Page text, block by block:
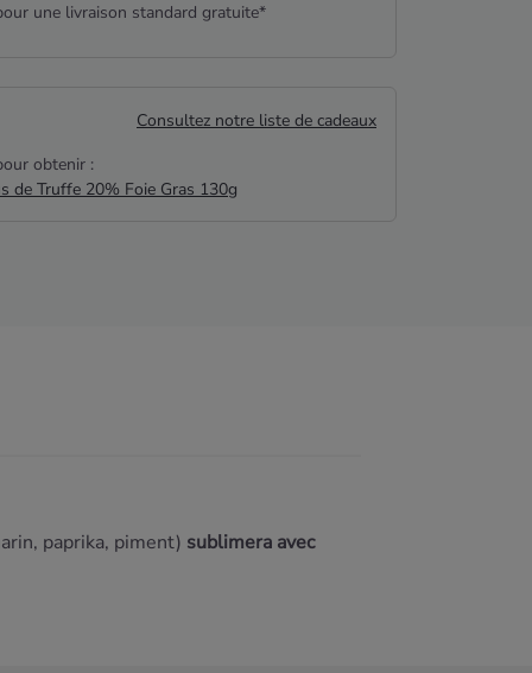
une livraison standard gratuite*
Consultez notre liste de cadeaux
obtenir :
de Truffe 20% Foie Gras 130g
paprika, piment) sublimera avec